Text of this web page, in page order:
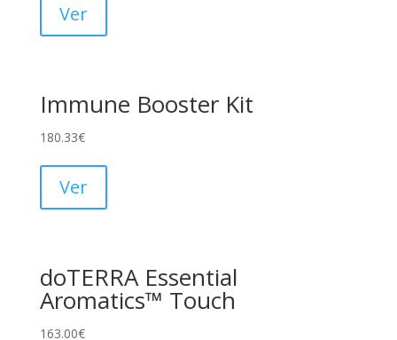
Ver
Immune Booster Kit
180.33€
Ver
doTERRA Essential
Aromatics™ Touch
163.00€